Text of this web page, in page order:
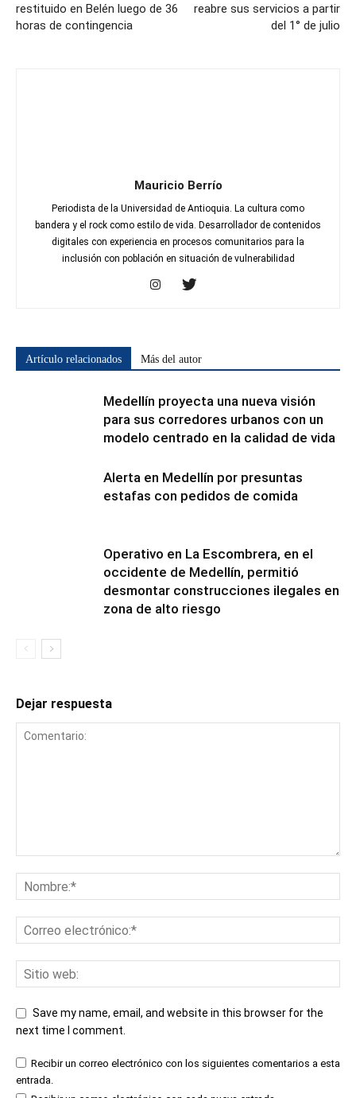
restituido en Belén luego de 36
horas de contingencia
reabre sus servicios a partir
del 1° de julio
Mauricio Berrío
Periodista de la Universidad de Antioquia. La cultura como
bandera y el rock como estilo de vida. Desarrollador de contenidos
digitales con experiencia en procesos comunitarios para la
inclusión con población en situación de vulnerabilidad
Artículo relacionados Más del autor
Medellín proyecta una nueva visión
para sus corredores urbanos con un
modelo centrado en la calidad de vida
Alerta en Medellín por presuntas
estafas con pedidos de comida
Operativo en La Escombrera, en el
occidente de Medellín, permitió
desmontar construcciones ilegales en
zona de alto riesgo
Dejar respuesta
Save my name, email, and website in this browser for the
next time I comment.
Recibir un correo electrónico con los siguientes comentarios a esta
entrada.